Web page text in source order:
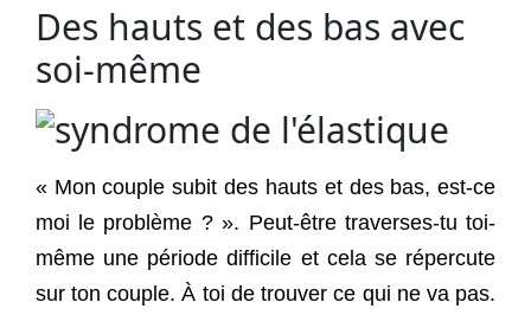
Des hauts et des bas avec
soi-même
« Mon couple subit des hauts et des bas, est-ce
moi le problème ? ». Peut-être traverses-tu toi-
même une période difficile et cela se répercute
sur ton couple. À toi de trouver ce qui ne va pas.